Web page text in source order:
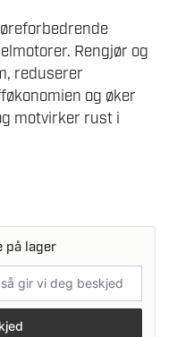
Rengjør og
reduserer
og øker
motvirker rust i
på lager